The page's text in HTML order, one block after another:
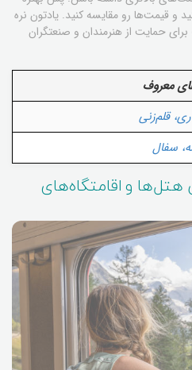
و قیمت‌ها رو مقایسه کنید. یادتون نره
حمایت از هنرمندان و صنعتگران
معروف
قلم‌زنی
سفال
هتل‌ها و اقامتگاه‌های